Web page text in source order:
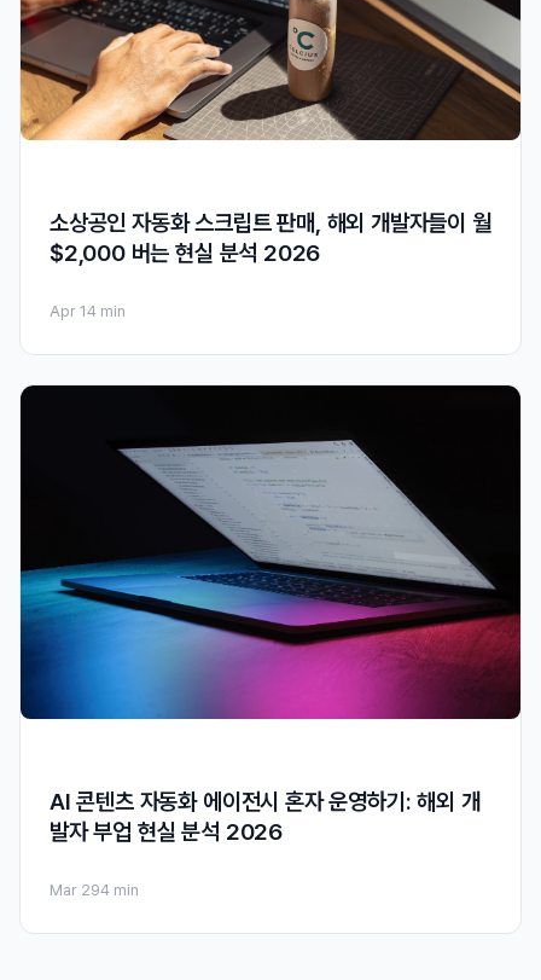
소상공인 자동화 스크립트 판매, 해외 개발자들이 월
$2,000 버는 현실 분석 2026
Apr 14 min
AI 콘텐츠 자동화 에이전시 혼자 운영하기: 해외 개
발자 부업 현실 분석 2026
Mar 294 min